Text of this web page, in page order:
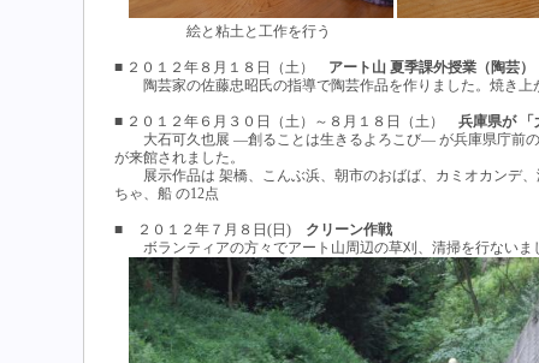
絵と粘土と工作を行う 貝を使
■ ２０１２年８月１８日（土） アート山 夏季課外授業（陶芸）
陶芸家の佐藤忠昭氏の指導で陶芸作品を作りました。焼き上
■ ２０１２年６月３０日（土）～８月１８日（土）
兵庫県が 「
大石可久也展 ―創ることは生きるよろこび― が兵庫県庁前の
が来館されました。
展示作品は 架橋、こんぶ浜、朝市のおばば、カミオカンデ、
ちゃ、船 の12点
■ ２０１２年７月８日(日) クリーン作戦
ボランティアの方々でアート山周辺の草刈、清掃を行ないま